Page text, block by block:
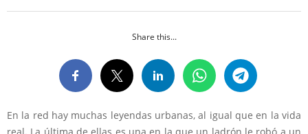
Share this...
En la red hay muchas leyendas urbanas, al igual que en la vida